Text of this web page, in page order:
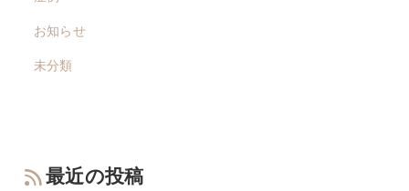
お知らせ
未分類
最近の投稿